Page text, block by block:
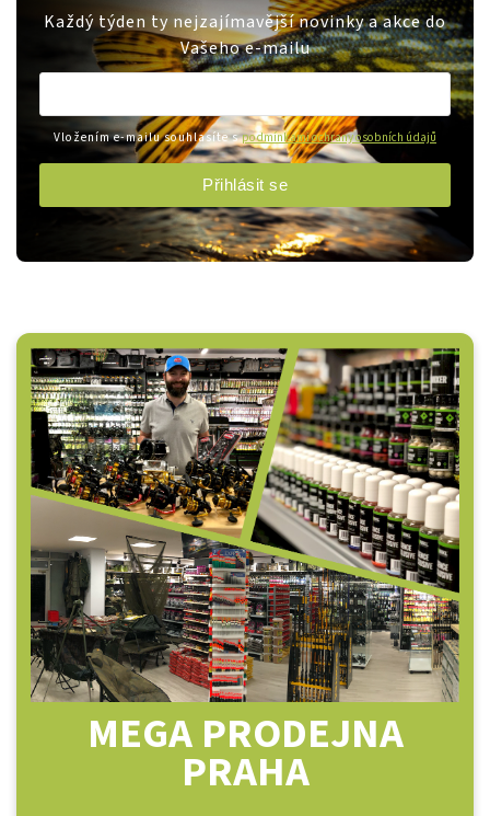
MEGA PRODEJNA
PRAHA
Každý týden ty nejzajímavější novinky a akce do
Vašeho e-mailu
Vložením e-mailu souhlasíte spodmínkami ochrany osobních údajů
Přihlásit se